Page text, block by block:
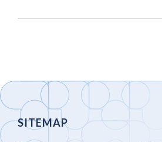
SITEMAP